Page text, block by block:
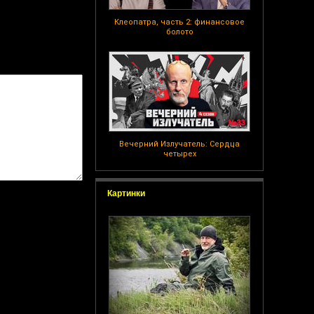
Клеопатра, часть 2: финансовое
болото
Вечерний Излучатель: Сердца
четырех
Картинки